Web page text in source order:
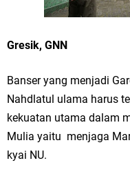
FOZ Jatim, BAZNAS, dan
Yatim Serentak di Berbagai
Komitmen Pelayanan Publik
Optik Merlin Donasikan
JKNN
Gresik, GNN
Banser yang menjadi
Nahdlatul ulama harus
kekuatan utama dalam
Mulia yaitu menjaga
kyai NU.